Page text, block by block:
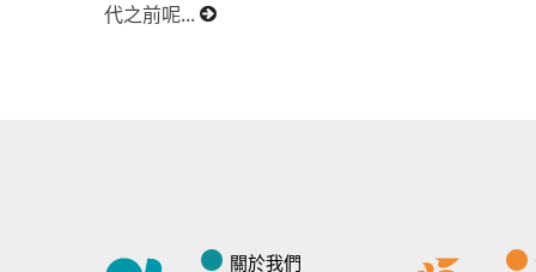
代之前呢...
關於我們